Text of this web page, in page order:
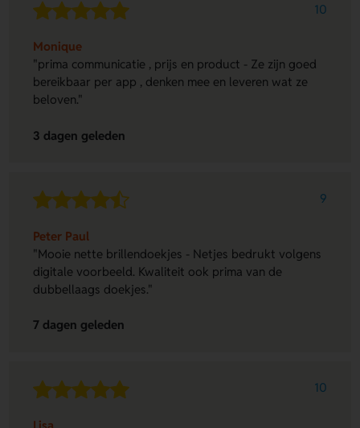
10
Monique
"prima communicatie , prijs en product - Ze zijn goed
bereikbaar per app , denken mee en leveren wat ze
beloven."
3 dagen geleden
9
Peter Paul
"Mooie nette brillendoekjes - Netjes bedrukt volgens
digitale voorbeeld. Kwaliteit ook prima van de
dubbellaags doekjes."
7 dagen geleden
10